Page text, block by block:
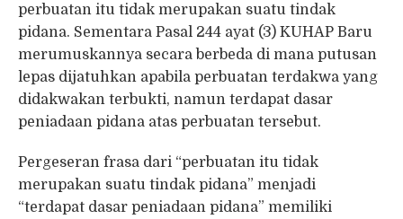
perbuatan itu tidak merupakan suatu tindak
pidana. Sementara Pasal 244 ayat (3) KUHAP Baru
merumuskannya secara berbeda di mana putusan
lepas dijatuhkan apabila perbuatan terdakwa yang
didakwakan terbukti, namun terdapat dasar
peniadaan pidana atas perbuatan tersebut.
Pergeseran frasa dari “perbuatan itu tidak
merupakan suatu tindak pidana” menjadi
“terdapat dasar peniadaan pidana” memiliki